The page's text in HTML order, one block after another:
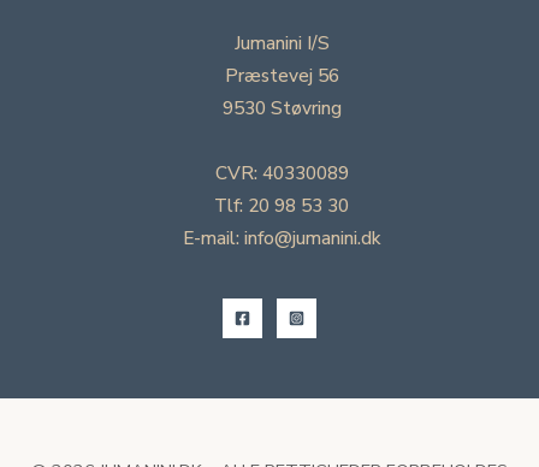
Jumanini I/S
Præstevej 56
9530 Støvring
CVR: 40330089
Tlf: 20 98 53 30
E-mail: info@jumanini.dk